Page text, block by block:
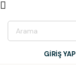
GİRİŞ YAP